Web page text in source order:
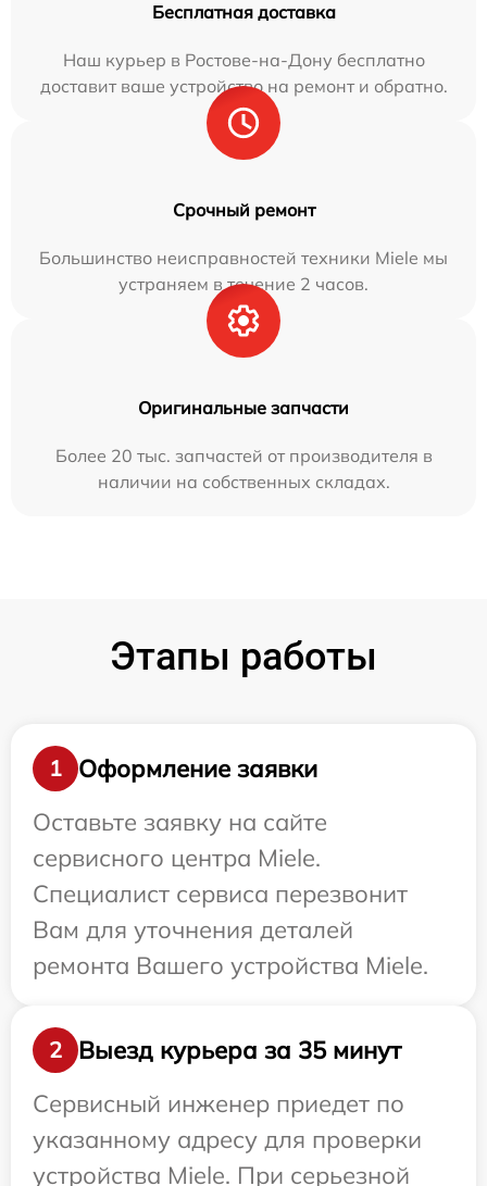
Бесплатная доставка
Наш курьер в Ростове-на-Дону бесплатно
доставит ваше устройство на ремонт и обратно.
Срочный ремонт
Большинство неисправностей техники Miele мы
устраняем в течение 2 часов.
Оригинальные запчасти
Более 20 тыс. запчастей от производителя в
наличии на собственных складах.
Этапы работы
1
Оформление заявки
Оставьте заявку на сайте
сервисного центра Miele.
Специалист сервиса перезвонит
Вам для уточнения деталей
ремонта Вашего устройства Miele.
2
Выезд курьера за 35 минут
Сервисный инженер приедет по
указанному адресу для проверки
устройства Miele. При серьезной